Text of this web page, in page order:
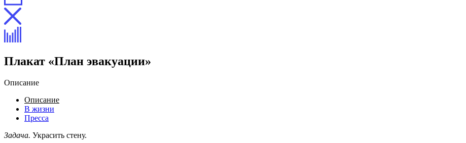
Плакат «План эвакуации»
Описание
Описание
В жизни
Пресса
Задача. Украсить стену.